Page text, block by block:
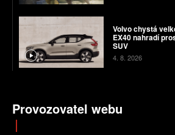
Volvo chystá
EX40 nahradí
SUV
4. 8. 2026
Provozovatel webu